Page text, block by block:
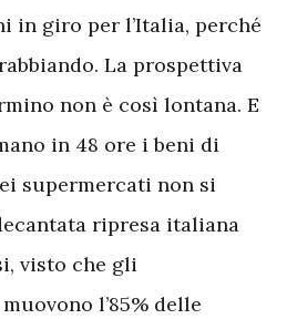
in giro per l’Italia, perché
La prospettiva
non è così lontana. E
in 48 ore i beni di
supermercati non si
ripresa italiana
visto che gli
l’85% delle